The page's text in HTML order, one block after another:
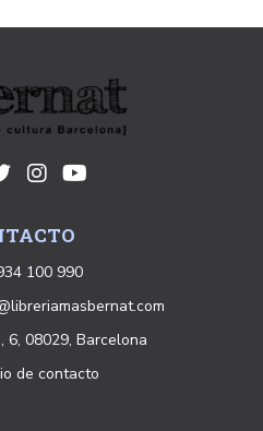
100 990
6, 08029, Barcelona
de contacto